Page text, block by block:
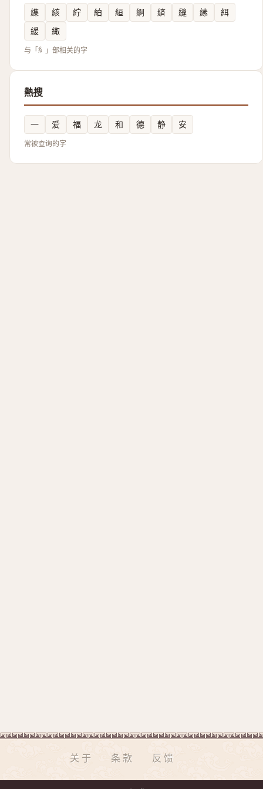
䌖 絯 紵 絈 絙 䋪 緕 縫 縤
䋙
緩
緅
与「糹」部相关的字
熱搜
一 爱 福 龙 和 德 静 安
常被查询的字
关于 条款 反馈